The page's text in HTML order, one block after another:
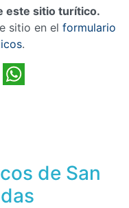
este sitio turítico.
sitio en el formulario
.
de San